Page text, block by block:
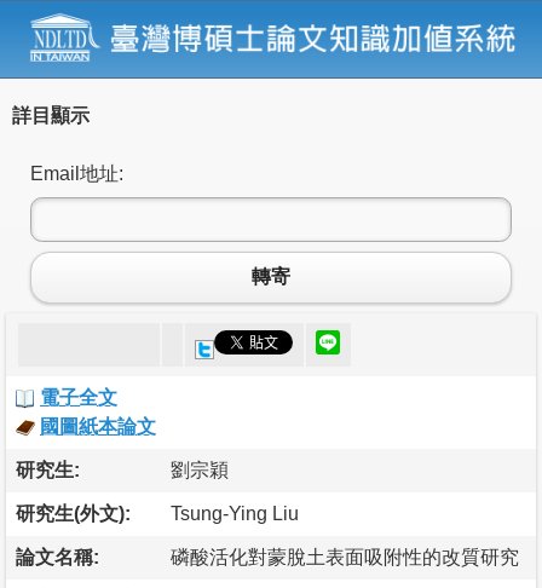
詳目顯示
Email地址:
轉寄
電子全文
國圖紙本論文
研究生: 劉宗穎
研究生(外文): Tsung-Ying Liu
論文名稱: 磷酸活化對蒙脫土表面吸附性的改質研究